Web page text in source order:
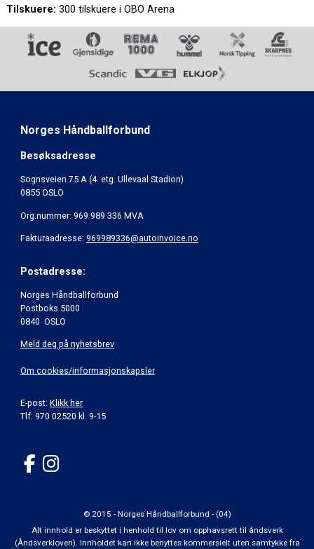
Tilskuere: 300 tilskuere i OBO Arena
Norges Håndballforbund
Besøksadresse
Sognsveien 75 A (4. etg. Ullevaal Stadion)
0855 OSLO
Org.nummer: 969 989 336 MVA
Fakturaadresse: 969989336@autoinvoice.no
Postadresse:
Norges Håndballforbund
Postboks 5000
0840 OSLO
Meld deg på nyhetsbrev
Om cookies/informasjonskapsler
E-post: Klikk her
Tlf: 970 02520 kl. 9-15
© 2015 - Norges Håndballforbund - (04)
Alt innhold er beskyttet i henhold til lov om opphavsrett til åndsverk
(Åndsverkloven). Innholdet kan ikke benyttes kommersielt uten samtykke fra